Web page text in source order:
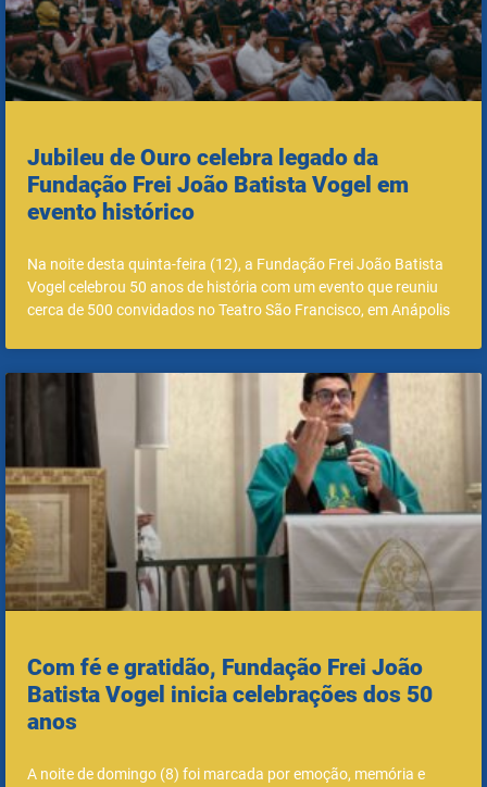
Jubileu de Ouro celebra legado da
Fundação Frei João Batista Vogel em
evento histórico
Na noite desta quinta-feira (12), a Fundação Frei João Batista
Vogel celebrou 50 anos de história com um evento que reuniu
cerca de 500 convidados no Teatro São Francisco, em Anápolis
Com fé e gratidão, Fundação Frei João
Batista Vogel inicia celebrações dos 50
anos
A noite de domingo (8) foi marcada por emoção, memória e